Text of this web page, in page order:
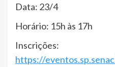
Data: 23/4
Horário: 15h às 17h
Inscrições:
https://